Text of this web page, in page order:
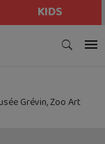
KIDS
Grévin, Zoo Art